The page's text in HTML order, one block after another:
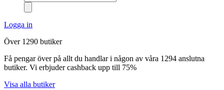
Logga in
Över 1290 butiker
Få pengar över på allt du handlar i någon av våra 1294 anslutna
butiker. Vi erbjuder cashback upp till 75%
Visa alla butiker